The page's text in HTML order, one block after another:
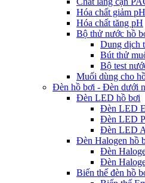
Hóa chất giảm pH
Hóa chất tăng pH
Bộ thử nước hồ
Dung dịch
Bút thử
Bộ test
Muối dùng cho
Đèn hồ bơi - Đèn dưới
Đèn LED hồ bơi
Đèn LED
Đèn LED
Đèn LED
Đèn Halogen hồ
Đèn
Đèn
Biến thế đèn hồ